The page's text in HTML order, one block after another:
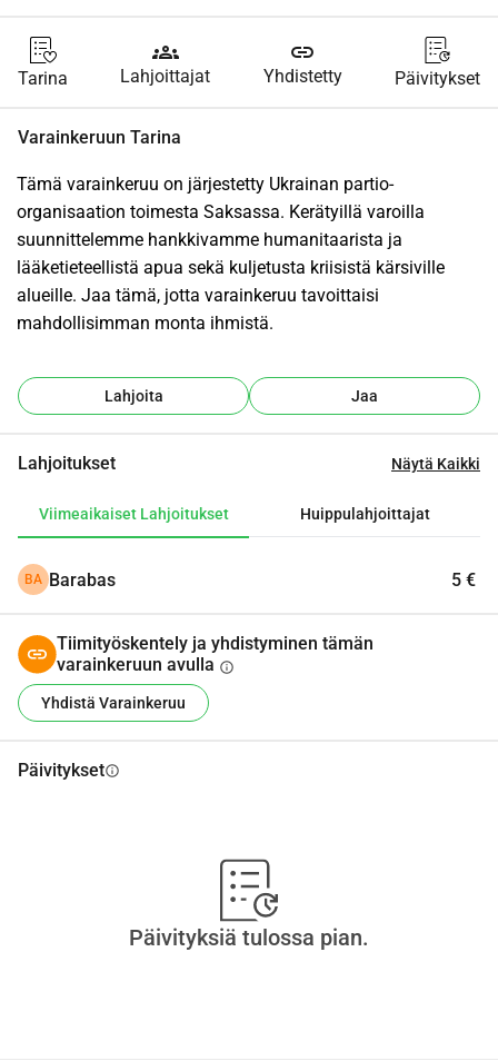
Tarina
groups
Lahjoittajat
link
Yhdistetty Päivitykset
Varainkeruun Tarina
Tämä varainkeruu on järjestetty Ukrainan partio-
organisaation toimesta Saksassa. Kerätyillä varoilla
suunnittelemme hankkivamme humanitaarista ja
lääketieteellistä apua sekä kuljetusta kriisistä kärsiville
alueille. Jaa tämä, jotta varainkeruu tavoittaisi
mahdollisimman monta ihmistä.
Lahjoita Jaa
Lahjoitukset Näytä Kaikki
Viimeaikaiset Lahjoitukset Huippulahjoittajat
BA Barabas 5 €
Tiimityöskentely ja yhdistyminen tämän
varainkeruun avulla info
Yhdistä Varainkeruu
Päivityksetinfo
Päivityksiä tulossa pian.